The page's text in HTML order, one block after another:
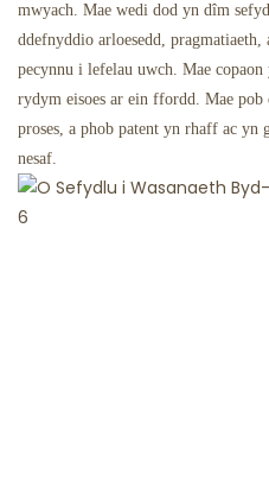
mwyach. Mae wedi dod yn dîm
ddefnyddio arloesedd,
pecynnu i lefelau uwch. Mae
rydym eisoes ar ein ffordd. Mae
proses, a phob patent yn rhaff ac
nesaf.